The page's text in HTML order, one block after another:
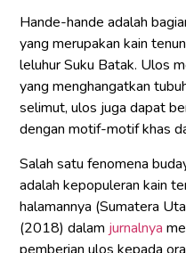
Hande-hande adalah
yang merupakan kain
leluhur Suku Batak. Ulos
yang menghangatkan
selimut, ulos juga dapat
dengan motif-motif khas
Salah satu fenomena
adalah kepopuleran kain
halamannya (Sumatera
(2018) dalam jurnalnya